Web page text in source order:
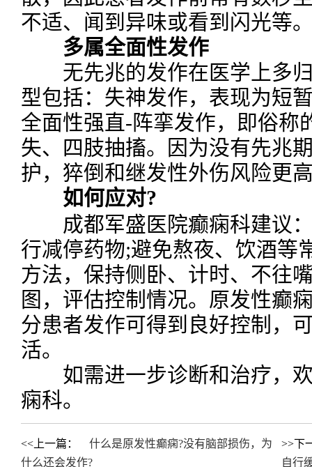
不适、闻到异味或看到闪光等
多属全面性发作
无先兆的发作在医学上多归
型包括：失神发作，表现为短
全面性强直-阵挛发作，即俗称
失、四肢抽搐。因为没有先兆
护，猝倒和继发性外伤风险更
如何应对?
成都军盛医院癫痫科建议：
行减停药物;避免熬夜、饮酒等
方法，保持侧卧、计时、不往
图，评估控制情况。原发性癫
分患者发作可得到良好控制，
活。
如需进一步诊断和治疗，欢
痫科。
<<上一篇：
什么是原发性癫痫?没有脑部损伤，为
什么还会发作?
>>下
自行